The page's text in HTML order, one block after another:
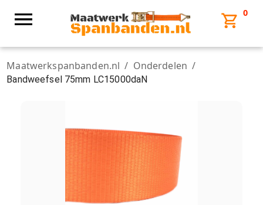
0
Maatwerkspanbanden.nl / Onderdelen /
Bandweefsel 75mm LC15000daN